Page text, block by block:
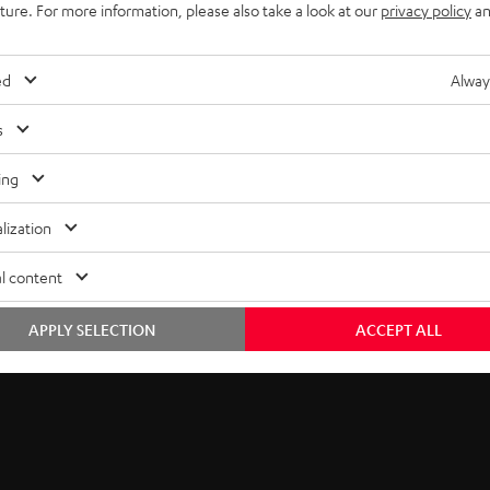
w
t
t
e
r
45 € als Dankeschön.
WIDGET
For more information, please also take a look at our privacy policy
content
ACCEPT ALL
APPLY SELECTION